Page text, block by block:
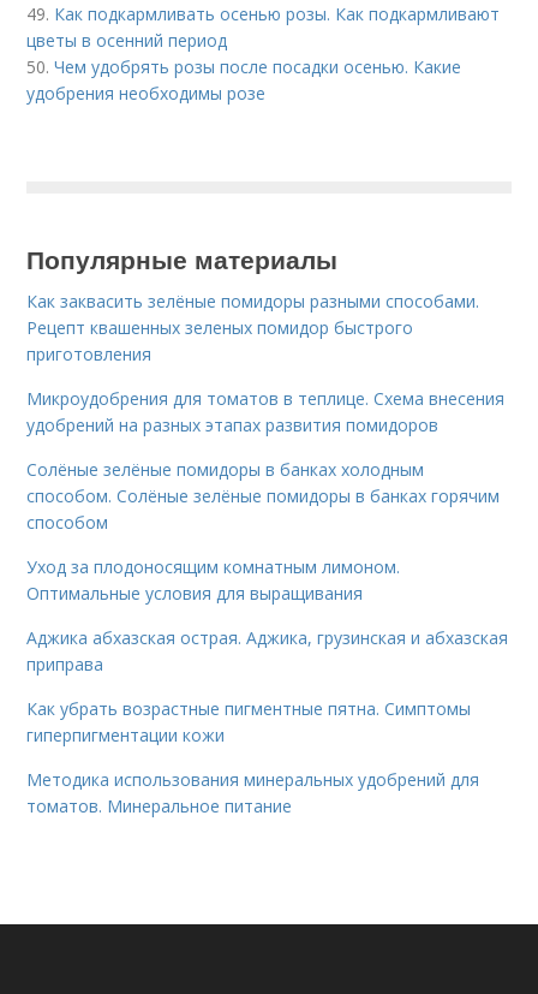
49. Как подкармливать осенью розы. Как подкармливают
цветы в осенний период
50.Чем удобрять розы после посадки осенью. Какие
удобрения необходимы розе
Популярные материалы
Как заквасить зелёные помидоры разными способами.
Рецепт квашенных зеленых помидор быстрого
приготовления
Микроудобрения для томатов в теплице. Схема внесения
удобрений на разных этапах развития помидоров
Солёные зелёные помидоры в банках холодным
способом. Солёные зелёные помидоры в банках горячим
способом
Уход за плодоносящим комнатным лимоном.
Оптимальные условия для выращивания
Аджика абхазская острая. Аджика, грузинская и абхазская
приправа
Как убрать возрастные пигментные пятна. Симптомы
гиперпигментации кожи
Методика использования минеральных удобрений для
томатов. Минеральное питание